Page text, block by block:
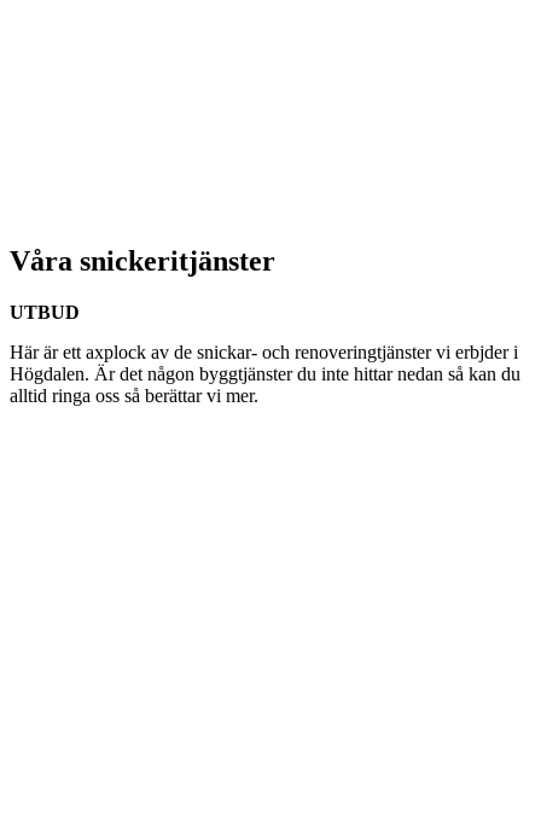
Våra snickeritjänster
UTBUD
Här är ett axplock av de snickar- och renoveringtjänster vi erbjder i
Högdalen. Är det någon byggtjänster du inte hittar nedan så kan du
alltid ringa oss så berättar vi mer.